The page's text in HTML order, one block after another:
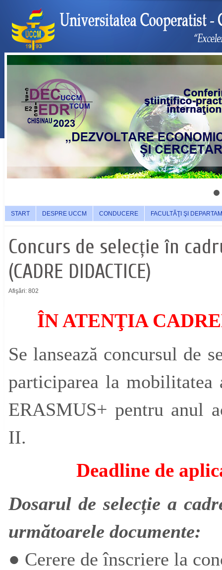
START DESPRE UCCM CONDUCERE FACULTĂŢI ŞI
Concurs de selecție în
(CADRE DIDACTICE)
Afişări: 802
ÎN ATENŢIA
Se lansează concursul de
participarea la mobilitatea
ERASMUS+ pentru anul
II.
Deadline de
Dosarul de selecție a
următoarele documente:
● Cerere de înscriere la